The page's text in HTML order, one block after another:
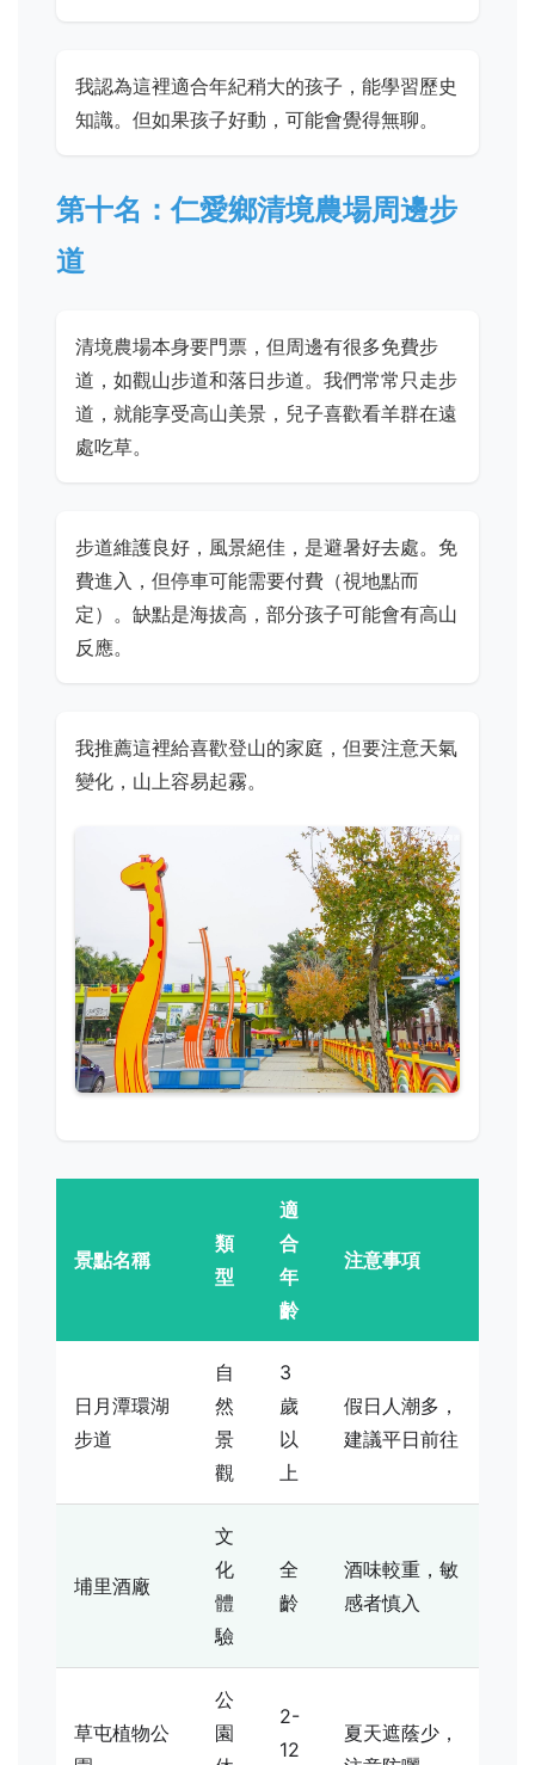
我認為這裡適合年紀稍大的孩子，能學習歷史
知識。但如果孩子好動，可能會覺得無聊。
第十名：仁愛鄉清境農場周邊步
道
清境農場本身要門票，但周邊有很多免費步
道，如觀山步道和落日步道。我們常常只走步
道，就能享受高山美景，兒子喜歡看羊群在遠
處吃草。
步道維護良好，風景絕佳，是避暑好去處。免
費進入，但停車可能需要付費（視地點而
定）。缺點是海拔高，部分孩子可能會有高山
反應。
我推薦這裡給喜歡登山的家庭，但要注意天氣
變化，山上容易起霧。
景點名稱
類
型
適
合
年
齡
注意事項
日月潭環湖
步道
自
然
景
觀
3
歲
以
上
假日人潮多，
建議平日前往
埔里酒廠
文
化
體
驗
全
齡
酒味較重，敏
感者慎入
草屯植物公
公
園
2-
12
夏天遮蔭少，